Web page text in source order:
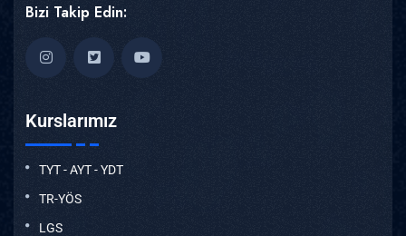
Bizi Takip Edin:
Kurslarımız
TYT - AYT - YDT
TR-YÖS
LGS